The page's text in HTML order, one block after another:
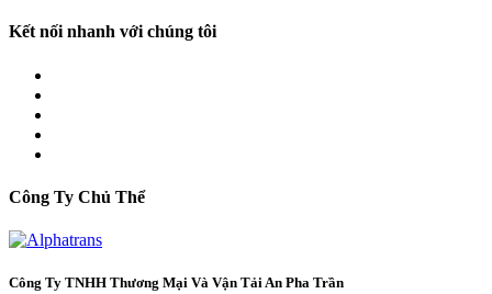
Kết nối nhanh với chúng tôi
Công Ty Chủ Thể
Công Ty TNHH Thương Mại Và Vận Tải An Pha Trần